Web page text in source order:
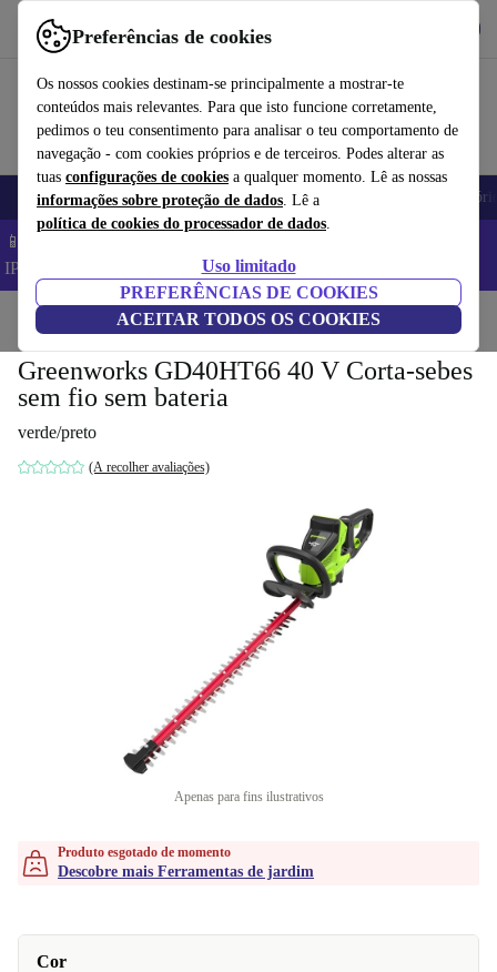
Preferências de cookies
Os nossos cookies destinam-se principalmente a mostrar-te
conteúdos mais relevantes. Para que isto funcione corretamente,
pedimos o teu consentimento para analisar o teu comportamento de
navegação - com cookies próprios e de terceiros. Podes alterar as
tuas configurações de cookies a qualquer momento. Lê as nossas
informações sobre proteção de dados. Lê a
política de cookies do processador de dados.
Uso limitado
PREFERÊNCIAS DE COOKIES
ACEITAR TODOS OS COOKIES
Use o refurbed de forma rápida e fácil
Telemóveis Computadores Portáteis Tablets
📱 Poupa 5% EXTRA em todos os iPhones – Código:
IPHONEDEAL –
Início Jardim Ferramentas de jardim
Greenworks GD40HT66 40 V Corta-sebes
sem fio sem bateria
verde/preto
(A recolher avaliações)
Apenas para fins ilustrativos
Produto esgotado de momento
Descobre mais Ferramentas de jardim
Cor